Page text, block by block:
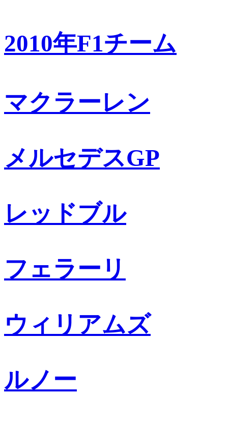
2010年F1チーム
マクラーレン
メルセデスGP
レッドブル
フェラーリ
ウィリアムズ
ルノー